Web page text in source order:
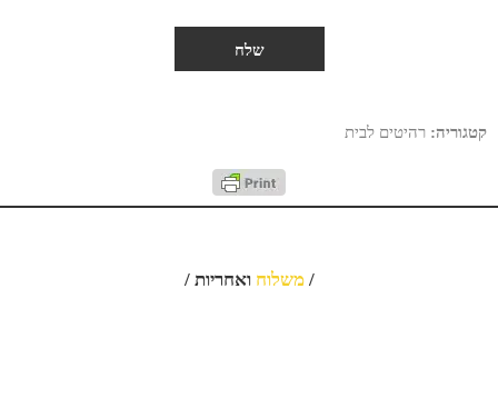
קטגוריה: רהיטים לבית
/משלוח ואחריות /